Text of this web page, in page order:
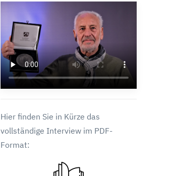
Hier finden Sie in Kürze das
vollständige Interview im PDF-
Format: